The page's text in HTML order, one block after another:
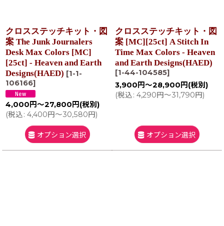
クロスステッチキット・図
案 The Junk Journalers
Desk Max Colors [MC]
[25ct] - Heaven and Earth
Designs(HAED) [1-1-
106166]
4,000 円～27,800 円 (税別)
(税込: 4,400円～30,580円)
オプション選択
クロスステッチキット・図
案 [MC][25ct] A Stitch In
Time Max Colors - Heaven
and Earth Designs(HAED)
[1-44-104585]
3,900 円～28,900 円 (税別)
(税込: 4,290円～31,790円)
オプション選択